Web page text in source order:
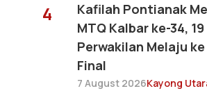
4
Kafilah Pontianak
MTQ Kalbar ke-34, 19
Perwakilan Melaju
Final
7 August 2026Kayong